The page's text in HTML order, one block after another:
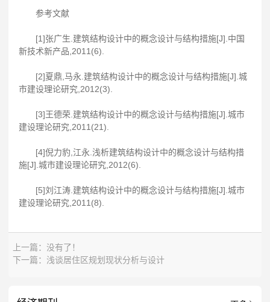
参考文献
[1]张广生.建筑结构设计中的概念设计与结构措施[J].中国
新技术新产品,2011(6).
[2]夏鼎,马永.建筑结构设计中的概念设计与结构措施[J].城
市建设理论研究,2012(3).
[3]王德荣.建筑结构设计中的概念设计与结构措施[J].城市
建设理论研究,2011(21).
[4]倪力豹,江永.浅析建筑结构设计中的概念设计与结构措
施[J].城市建设理论研究,2012(6).
[5]刘江涛.建筑结构设计中的概念设计与结构措施[J].城市
建设理论研究,2011(8).
上一篇：没有了！
下一篇： 浅谈居住区规划现状分析与设计